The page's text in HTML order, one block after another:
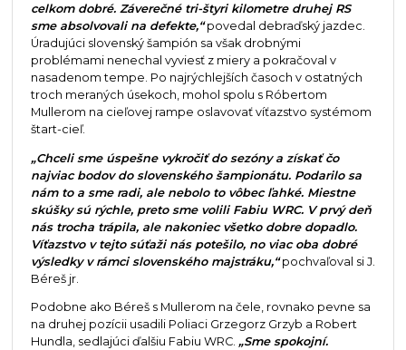
celkom dobré. Záverečné tri-štyri kilometre druhej RS
sme absolvovali na defekte,“povedal debraďský jazdec.
Úradujúci slovenský šampión sa však drobnými
problémami nenechal vyviesť z miery a pokračoval v
nasadenom tempe. Po najrýchlejších časoch v ostatných
troch meraných úsekoch, mohol spolu s Róbertom
Mullerom na cieľovej rampe oslavovať víťazstvo systémom
štart-cieľ.
„Chceli sme úspešne vykročiť do sezóny a získať čo
najviac bodov do slovenského šampionátu. Podarilo sa
nám to a sme radi, ale nebolo to vôbec ľahké. Miestne
skúšky sú rýchle, preto sme volili Fabiu WRC. V prvý deň
nás trocha trápila, ale nakoniec všetko dobre dopadlo.
Víťazstvo v tejto súťaži nás potešilo, no viac oba dobré
výsledky v rámci slovenského majstráku,“pochvaľoval si J.
Béreš jr.
Podobne ako Béreš s Mullerom na čele, rovnako pevne sa
na druhej pozícii usadili Poliaci Grzegorz Grzyb a Robert
Hundla, sedlajúci ďalšiu Fabiu WRC. „Sme spokojní.